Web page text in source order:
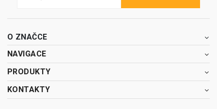
O ZNAČCE
NAVIGACE
PRODUKTY
KONTAKTY